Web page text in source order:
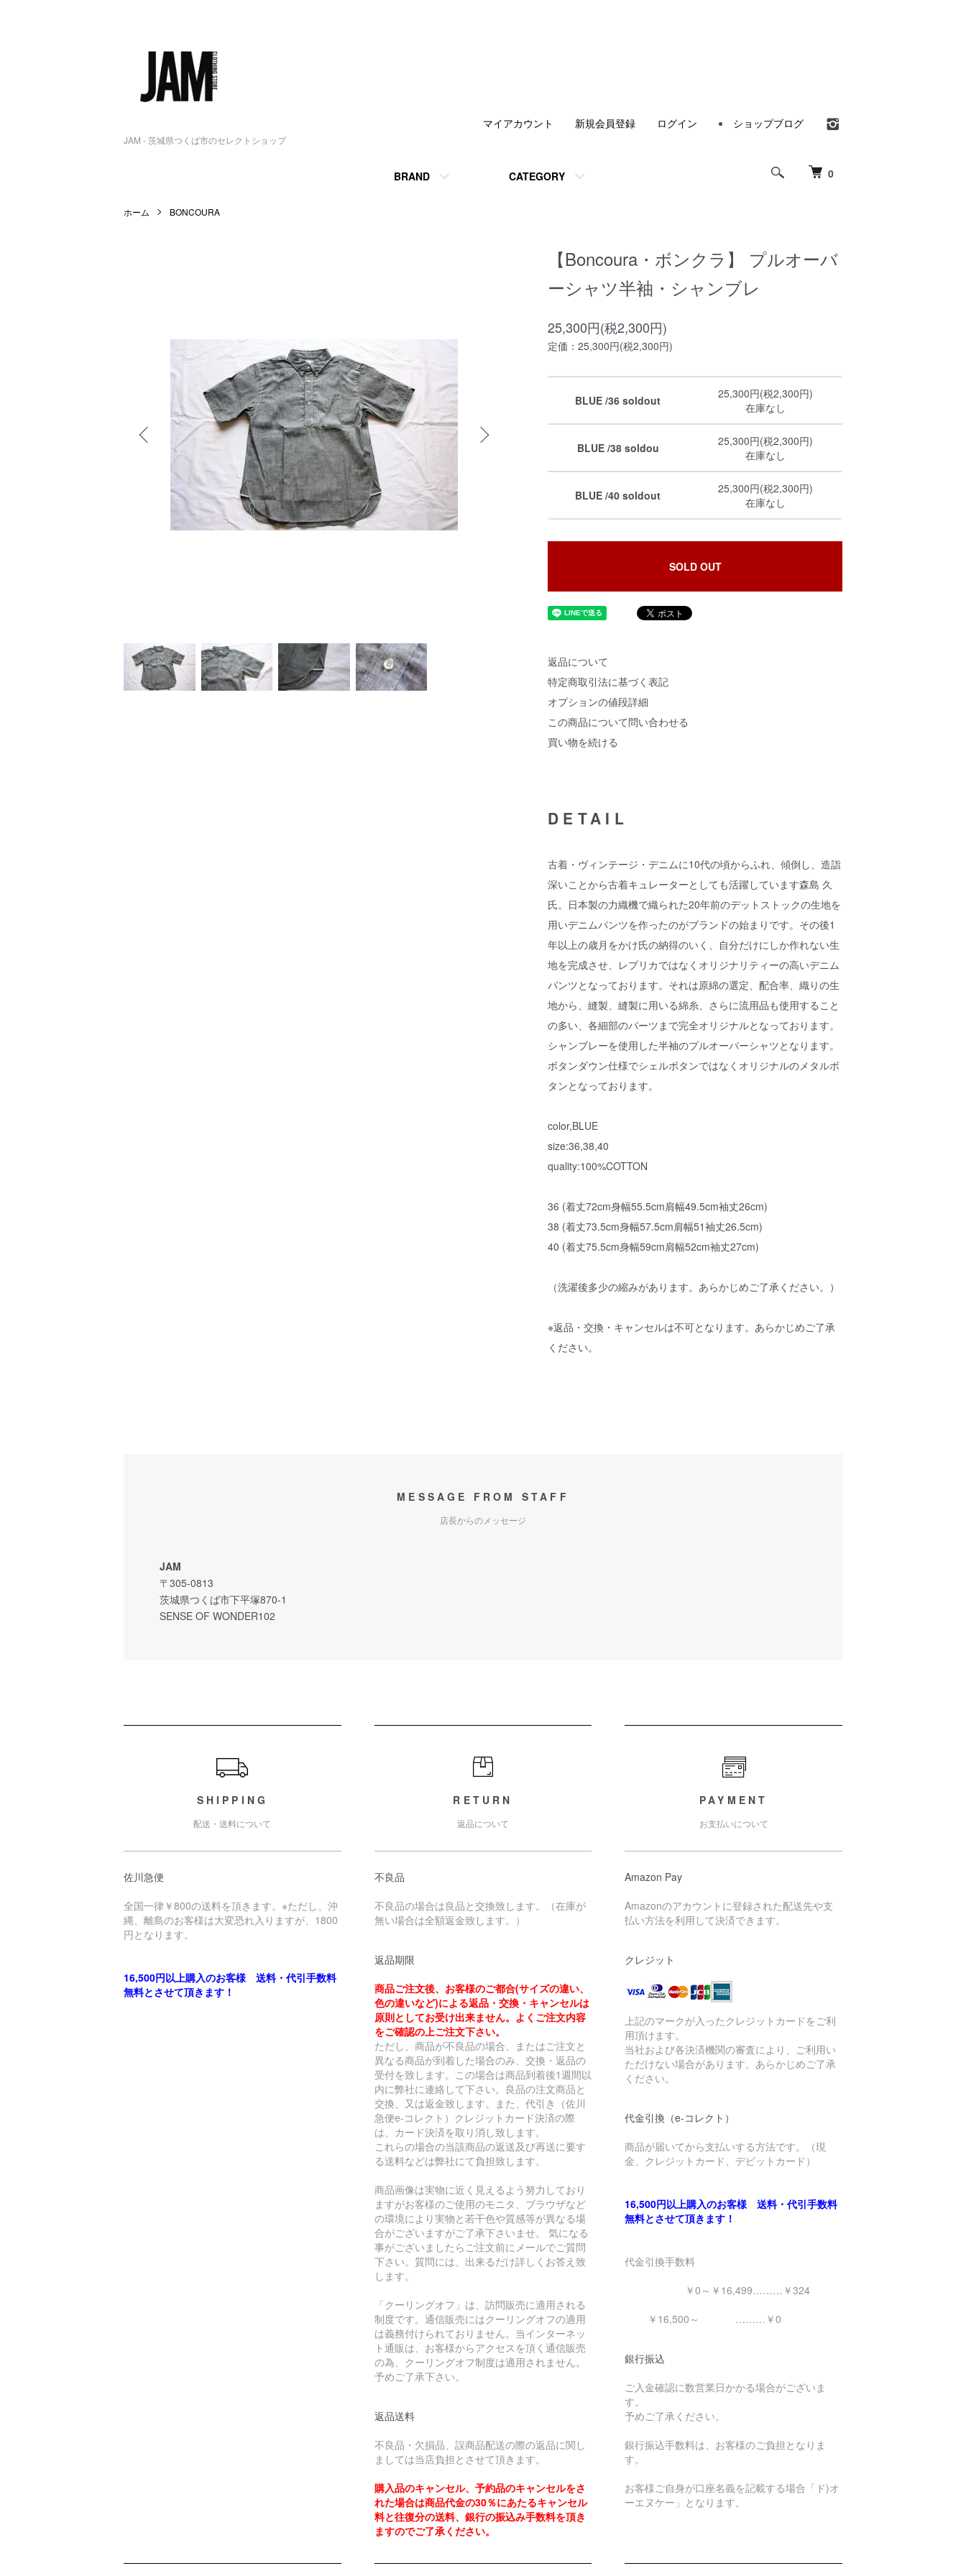
JAM - 茨城県つくば市のセレクトショップ
0
BRAND CATEGORY
マイアカウント 新規会員登録 ログイン ショップブログ
ホーム BONCOURA
【Boncoura・ボンクラ】 プルオーバ
ーシャツ半袖・シャンブレ
25,300円(税2,300円)
定価：25,300円(税2,300円)
BLUE /36 soldout
25,300円(税2,300円)
在庫なし
BLUE /38 soldou
25,300円(税2,300円)
在庫なし
BLUE /40 soldout
25,300円(税2,300円)
在庫なし
SOLD OUT
返品について
特定商取引法に基づく表記
オプションの値段詳細
この商品について問い合わせる
買い物を続ける
DETAIL
古着・ヴィンテージ・デニムに10代の頃からふれ、傾倒し、造詣
深いことから古着キュレーターとしても活躍しています森島 久
氏。日本製の力織機で織られた20年前のデットストックの生地を
用いデニムパンツを作ったのがブランドの始まりです。その後1
年以上の歳月をかけ氏の納得のいく、自分だけにしか作れない生
地を完成させ、レプリカではなくオリジナリティーの高いデニム
パンツとなっております。それは原綿の選定、配合率、織りの生
地から、縫製、縫製に用いる綿糸、さらに流用品も使用すること
の多い、各細部のパーツまで完全オリジナルとなっております。
シャンブレーを使用した半袖のプルオーバーシャツとなります。
ボタンダウン仕様でシェルボタンではなくオリジナルのメタルボ
タンとなっております。
color,BLUE
size:36,38,40
quality:100%COTTON
36 (着丈72cm身幅55.5cm肩幅49.5cm袖丈26cm)
38 (着丈73.5cm身幅57.5cm肩幅51袖丈26.5cm)
40 (着丈75.5cm身幅59cm肩幅52cm袖丈27cm)
（洗濯後多少の縮みがあります。あらかじめご了承ください。）
※返品・交換・キャンセルは不可となります。あらかじめご了承
ください。
MESSAGE FROM STAFF
店長からのメッセージ
JAM
〒305-0813
茨城県つくば市下平塚870-1
SENSE OF WONDER102
SHIPPING
配送・送料について
佐川急便
全国一律￥800の送料を頂きます。※ただし、沖
縄、離島のお客様は大変恐れ入りますが、1800
円となります。
16,500円以上購入のお客様 送料・代引手数料
無料とさせて頂きます！
RETURN
返品について
不良品
不良品の場合は良品と交換致します。（在庫が
無い場合は全額返金致します。）
返品期限
商品ご注文後、お客様のご都合(サイズの違い、
色の違いなど)による返品・交換・キャンセルは
原則としてお受け出来ません。よくご注文内容
をご確認の上ご注文下さい。
ただし、商品が不良品の場合、またはご注文と
異なる商品が到着した場合のみ、交換・返品の
受付を致します。この場合は商品到着後1週間以
内に弊社に連絡して下さい。良品の注文商品と
交換、又は返金致します。また、代引き（佐川
急便e-コレクト）クレジットカード決済の際
は、カード決済を取り消し致します。
これらの場合の当該商品の返送及び再送に要す
る送料などは弊社にて負担致します。
商品画像は実物に近く見えるよう努力しており
ますがお客様のご使用のモニタ、ブラウザなど
の環境により実物と若干色や質感等が異なる場
合がございますがご了承下さいませ。 気になる
事がございましたらご注文前にメールでご質問
下さい。質問には、出来るだけ詳しくお答え致
します。
「クーリングオフ」は、訪問販売に適用される
制度です。通信販売にはクーリングオフの適用
は義務付けられておりません。当インターネッ
ト通販は、お客様からアクセスを頂く通信販売
の為、クーリングオフ制度は適用されません。
予めご了承下さい。
返品送料
不良品・欠損品、誤商品配送の際の返品に関し
ましては当店負担とさせて頂きます。
購入品のキャンセル、予約品のキャンセルをさ
れた場合は商品代金の30％にあたるキャンセル
料と往復分の送料、銀行の振込み手数料を頂き
ますのでご了承ください。
PAYMENT
お支払いについて
Amazon Pay
Amazonのアカウントに登録された配送先や支
払い方法を利用して決済できます。
クレジット
上記のマークが入ったクレジットカードをご利
用頂けます。
当社および各決済機関の審査により、ご利用い
ただけない場合があります。あらかじめご了承
ください。
代金引換（e-コレクト）
商品が届いてから支払いする方法です。（現
金、クレジットカード、デビットカード）
16,500円以上購入のお客様 送料・代引手数料
無料とさせて頂きます！
代金引換手数料
￥0～￥16,499………￥324
￥16,500～ ………￥0
銀行振込
ご入金確認に数営業日かかる場合がございま
す。
予めご了承ください。
銀行振込手数料は、お客様のご負担となりま
す。
お客様ご自身が口座名義を記載する場合「ド)オ
ーエヌケー」となります。